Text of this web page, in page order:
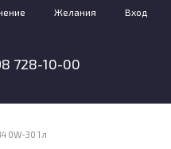
Желания Вход
728-10-00
0W-30 1 л